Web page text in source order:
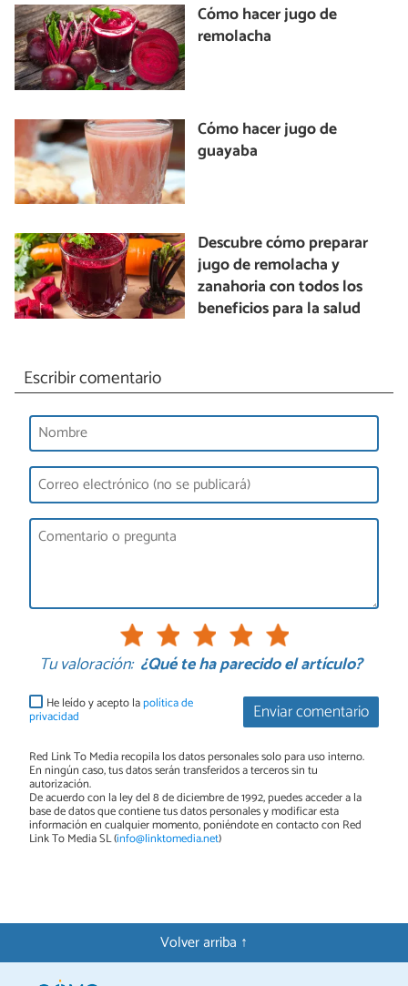
Cómo hacer jugo de
remolacha
Cómo hacer jugo de
guayaba
Descubre cómo preparar
jugo de remolacha y
zanahoria con todos los
beneficios para la salud
Escribir comentario
Tu valoración: ¿Qué te ha parecido el artículo?
Enviar comentario
He leído y acepto lapolítica de
privacidad
Red Link To Media recopila los datos personales solo para uso interno.
En ningún caso, tus datos serán transferidos a terceros sin tu
autorización.
De acuerdo con la ley del 8 de diciembre de 1992, puedes acceder a la
base de datos que contiene tus datos personales y modificar esta
información en cualquier momento, poniéndote en contacto con Red
Link To Media SL (info@linktomedia.net)
Volver arriba ↑